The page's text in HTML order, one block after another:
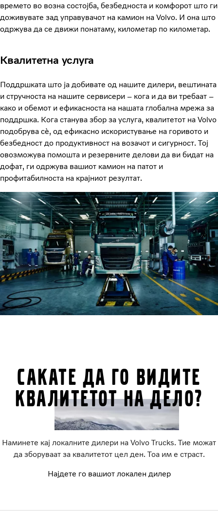
времето во возна состојба, безбедноста и комфорот што ги
доживувате зад управувачот на камион на Volvo. И она што
одржува да се движи понатаму, километар по километар.
Квалитетна услуга
Поддршката што ја добивате од нашите дилери, вештината
и стручноста на нашите сервисери – кога и да ви требаат –
како и обемот и ефикасноста на нашата глобална мрежа за
поддршка. Кога станува збор за услуга, квалитетот на Volvo
подобрува сè, од ефикасно искористување на горивото и
безбедност до продуктивност на возачот и сигурност. Тој
овозможува помошта и резервните делови да ви бидат на
дофат, ги одржува вашиот камион на патот и
профитабилноста на крајниот резултат.
Сакате да го видите
квалитетот на дело?
Наминете кај локалните дилери на Volvo Trucks. Тие можат
да зборуваат за квалитетот цел ден. Тоа им е страст.
Најдете го вашиот локален дилер